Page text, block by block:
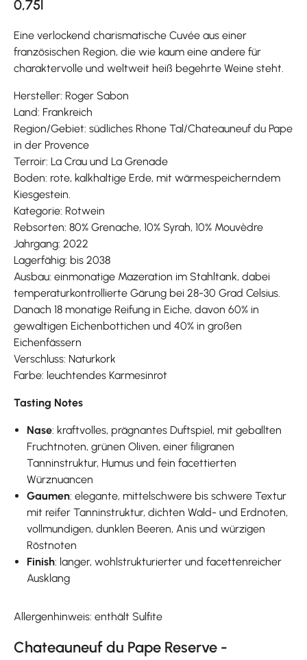
0,75l
Eine verlockend charismatische Cuvée aus einer
französischen Region, die wie kaum eine andere für
charaktervolle und weltweit heiß begehrte Weine steht.
Hersteller: Roger Sabon
Land: Frankreich
Region/Gebiet: südliches Rhone Tal/Chateauneuf du Pape
in der Provence
Terroir: La Crau und La Grenade
Boden: rote, kalkhaltige Erde, mit wärmespeicherndem
Kiesgestein.
Kategorie: Rotwein
Rebsorten: 80% Grenache, 10% Syrah, 10% Mouvèdre
Jahrgang: 2022
Lagerfähig: bis 2038
Ausbau: einmonatige Mazeration im Stahltank, dabei
temperaturkontrollierte Gärung bei 28-30 Grad Celsius.
Danach 18 monatige Reifung in Eiche, davon 60% in
gewaltigen Eichenbottichen und 40% in großen
Eichenfässern
Verschluss: Naturkork
Farbe: leuchtendes Karmesinrot
Tasting Notes
Nase: kraftvolles, prägnantes Duftspiel, mit geballten
Fruchtnoten, grünen Oliven, einer filigranen
Tanninstruktur, Humus und fein facettierten
Würznuancen
Gaumen: elegante, mittelschwere bis schwere Textur
mit reifer Tanninstruktur, dichten Wald- und Erdnoten,
vollmundigen, dunklen Beeren, Anis und würzigen
Röstnoten
Finish: langer, wohlstrukturierter und facettenreicher
Ausklang
Allergenhinweis: enthält Sulfite
Chateauneuf du Pape Reserve -